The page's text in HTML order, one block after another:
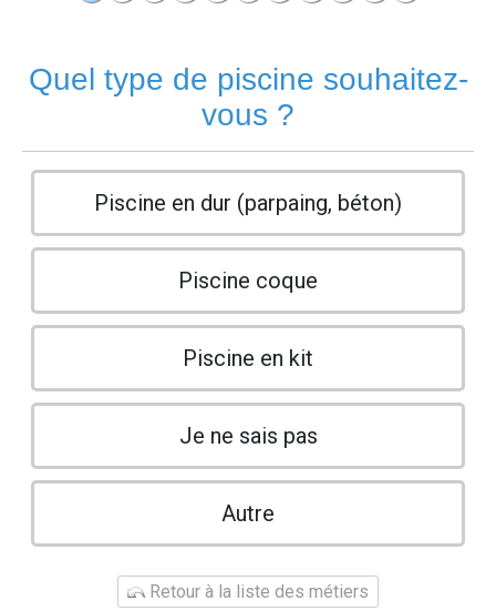
Quel type de piscine souhaitez-
vous ?
Piscine en dur (parpaing, béton)
Piscine coque
Piscine en kit
Je ne sais pas
Autre
Retour à la liste des métiers